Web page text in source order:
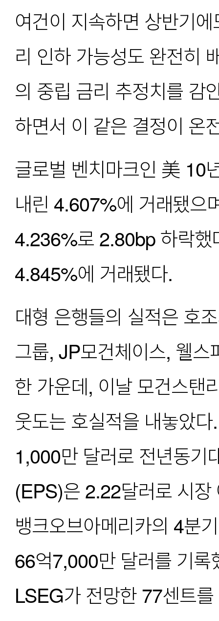
여건이 지속하면 상반기
리 인하 가능성도 완전히
의 중립 금리 추정치를 감
하면서 이 같은 결정이 온
글로벌 벤치마크인 美 10
내린 4.607%에 거래됐으
4.236%로 2.80bp 하락했
4.845%에 거래됐다.
대형 은행들의 실적은 호
그룹, JP모건체이스, 웰
한 가운데, 이날 모건스탠
웃도는 호실적을 내놓았
1,000만 달러로 전년동기
(EPS)은 2.22달러로 시
뱅크오브아메리카의 4분
66억7,000만 달러를 기
LSEG가 전망한 77센트